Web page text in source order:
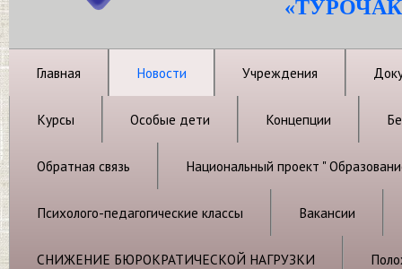
Главная Новости Учреждения
Курсы Особые дети Концепции
Обратная связь Национальный проект "
Психолого-педагогические классы Вакансии
СНИЖЕНИЕ БЮРОКРАТИЧЕСКОЙ НАГРУЗКИ